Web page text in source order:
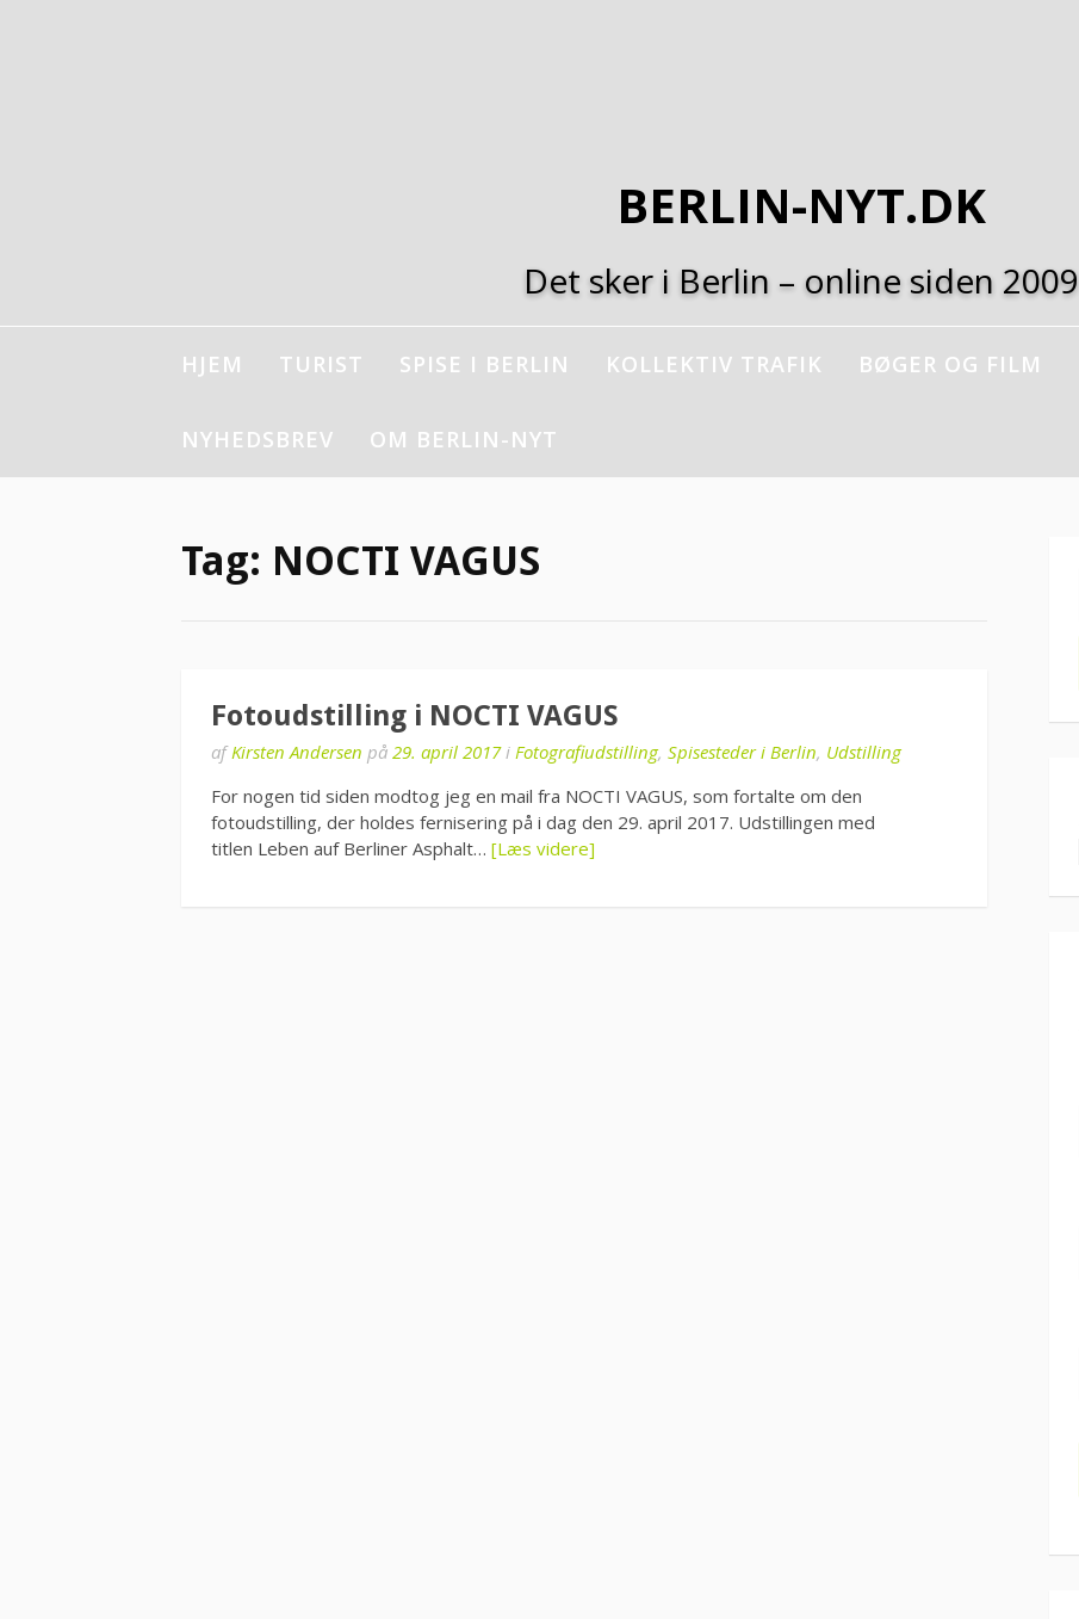
BERLIN-NYT.DK
Det sker i Berlin – online siden 2009
HJEM TURIST SPISE I BERLIN KOLLEKTIV TRAFIK BØGER OG FILM
NYHEDSBREV OM BERLIN-NYT
Tag: NOCTI VAGUS
Fotoudstilling i NOCTI VAGUS
afKirsten Andersen på 29. april 2017i Fotografiudstilling, Spisesteder i Berlin, Udstilling
For nogen tid siden modtog jeg en mail fra NOCTI VAGUS, som fortalte om den
fotoudstilling, der holdes fernisering på i dag den 29. april 2017. Udstillingen med
titlen Leben auf Berliner Asphalt… [Læs videre]